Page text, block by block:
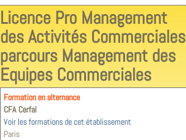
Licence Pro Management
des Activités Commerciales
parcours Management des
Equipes Commerciales
Formation en alternance
CFA Cerfal
Voir les formations de cet établissement
Paris